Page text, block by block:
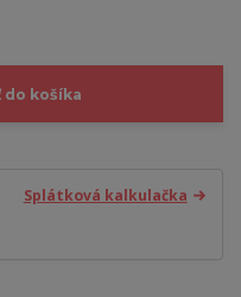
do košíka
Splátková kalkulačka